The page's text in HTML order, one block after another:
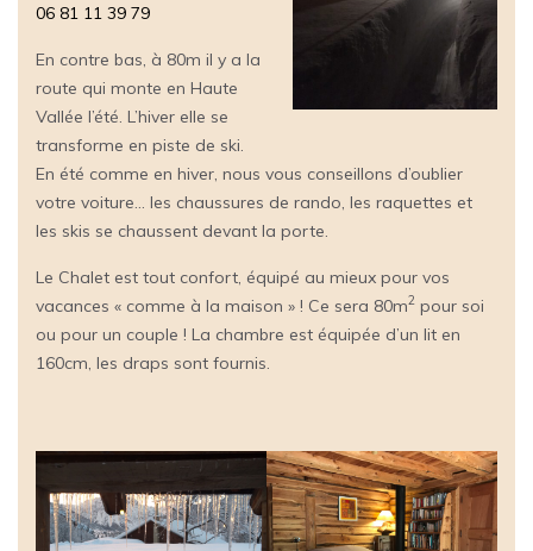
06 81 11 39 79
En contre bas, à 80m il y a la
route qui monte en Haute
Vallée l’été. L’hiver elle se
transforme en piste de ski.
En été comme en hiver, nous vous conseillons d’oublier
votre voiture… les chaussures de rando, les raquettes et
les skis se chaussent devant la porte.
Le Chalet est tout confort, équipé au mieux pour vos
vacances « comme à la maison » ! Ce sera 80m2 pour soi
ou pour un couple ! La chambre est équipée d’un lit en
160cm, les draps sont fournis.